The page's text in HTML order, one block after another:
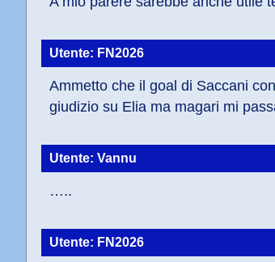
Utente: FN2026
Ammetto che il goal di Saccani
giudizio su Elia ma magari mi
Utente: Vannu
…..
Utente: FN2026